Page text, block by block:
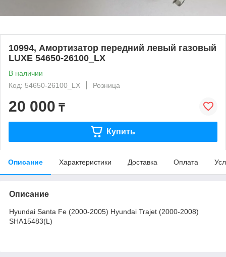
10994, Амортизатор передний левый газовый
LUXE 54650-26100_LX
В наличии
Код: 54650-26100_LX
Розница
20 000 ₸
Купить
Описание Характеристики Доставка Оплата
Описание
Hyundai Santa Fe (2000-2005) Hyundai Trajet (2000-2008)
SHA15483(L)